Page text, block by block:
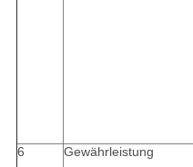
6
Gewährleistung